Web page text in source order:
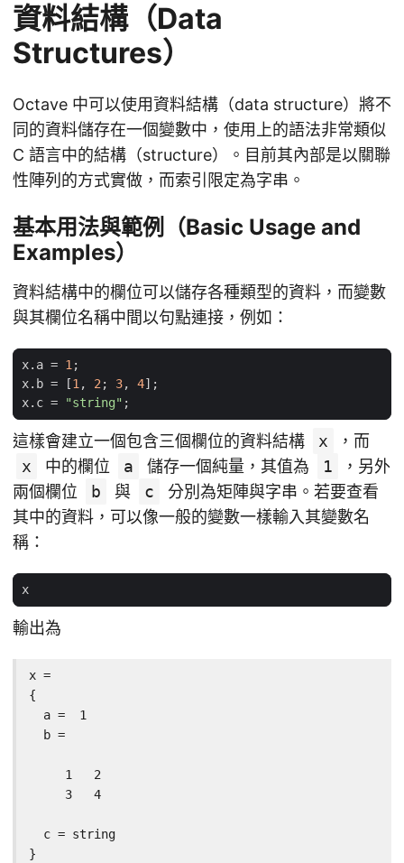
資料結構（Data
Structures）
Octave 中可以使用資料結構（data structure）將不
同的資料儲存在一個變數中，使用上的語法非常類似
C 語言中的結構（structure）。目前其內部是以關聯
性陣列的方式實做，而索引限定為字串。
基本用法與範例（Basic Usage and
Examples）
資料結構中的欄位可以儲存各種類型的資料，而變數
與其欄位名稱中間以句點連接，例如：
x. a = 1;
x. b = [1, 2; 3, 4];
x. c = "string" ;
這樣會建立一個包含三個欄位的資料結構 x
，而
x
中的欄位 a 儲存一個純量，其值為 1
，另外
兩個欄位
b 與 c
分別為矩陣與字串。若要查看
其中的資料，可以像一般的變數一樣輸入其變數名
稱：
x
輸出為
x =
{
  a =  1
  b =
     1   2
     3   4
  c = string
}